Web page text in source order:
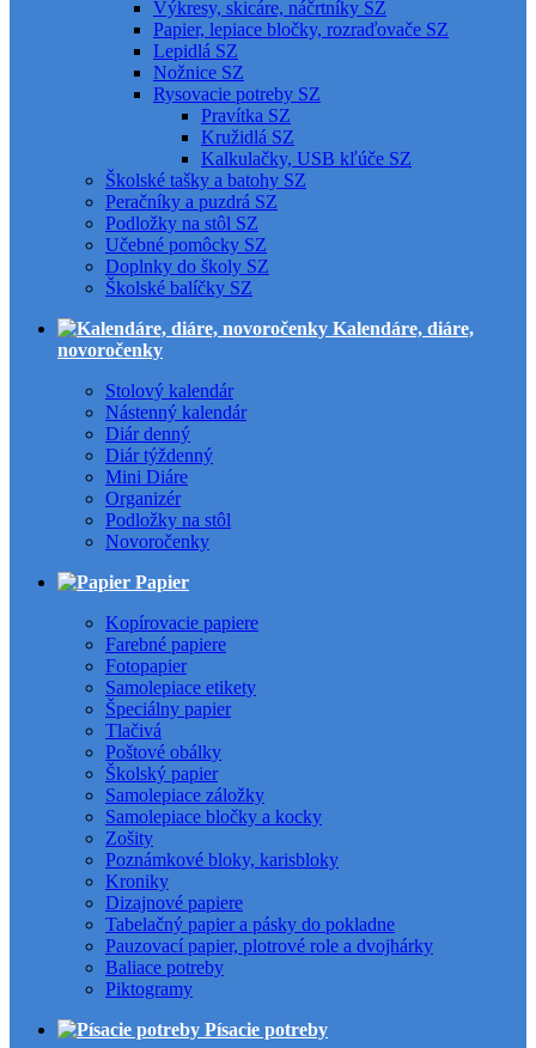
Výkresy, skicáre, náčrtníky SZ
Papier, lepiace bločky, rozraďovače SZ
Lepidlá SZ
Nožnice SZ
Rysovacie potreby SZ
Pravítka SZ
Kružidlá SZ
Kalkulačky, USB kľúče SZ
Školské tašky a batohy SZ
Peračníky a puzdrá SZ
Podložky na stôl SZ
Učebné pomôcky SZ
Doplnky do školy SZ
Školské balíčky SZ
Kalendáre, diáre,
novoročenky
Stolový kalendár
Nástenný kalendár
Diár denný
Diár týždenný
Mini Diáre
Organizér
Podložky na stôl
Novoročenky
Papier
Kopírovacie papiere
Farebné papiere
Fotopapier
Samolepiace etikety
Špeciálny papier
Tlačivá
Poštové obálky
Školský papier
Samolepiace záložky
Samolepiace bločky a kocky
Zošity
Poznámkové bloky, karisbloky
Kroniky
Dizajnové papiere
Tabelačný papier a pásky do pokladne
Pauzovací papier, plotrové role a dvojhárky
Baliace potreby
Piktogramy
Písacie potreby